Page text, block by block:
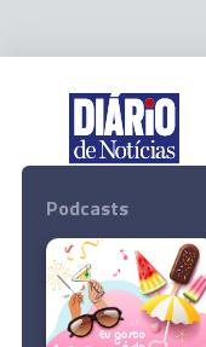
Podcasts